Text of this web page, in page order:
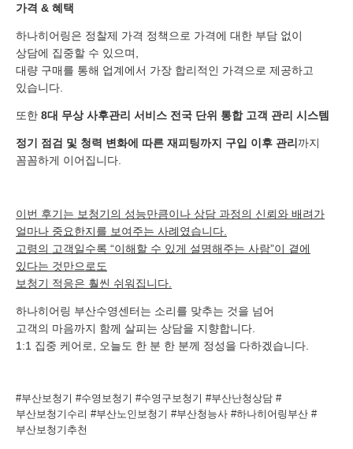
가격 & 혜택
하나히어링은 정찰제 가격 정책으로 가격에 대한 부담 없이
상담에 집중할 수 있으며,
대량 구매를 통해 업계에서 가장 합리적인 가격으로 제공하고
있습니다.
또한 8대 무상 사후관리 서비스 전국 단위 통합 고객 관리 시스템
정기 점검 및 청력 변화에 따른 재피팅까지 구입 이후 관리 까지
꼼꼼하게 이어집니다.
이번 후기는 보청기의 성능만큼이나 상담 과정의 신뢰와 배려가
얼마나 중요한지를 보여주는 사례였습니다.
고령의 고객일수록 “이해할 수 있게 설명해주는 사람”이 곁에
있다는 것만으로도
보청기 적응은 훨씬 쉬워집니다.
하나히어링 부산수영센터는 소리를 맞추는 것을 넘어
고객의 마음까지 함께 살피는 상담을 지향합니다.
1:1 집중 케어로, 오늘도 한 분 한 분께 정성을 다하겠습니다.
#부산보청기 #수영보청기 #수영구보청기 #부산난청상담 #
부산보청기수리 #부산노인보청기 #부산청능사 #하나히어링부산 #
부산보청기추천